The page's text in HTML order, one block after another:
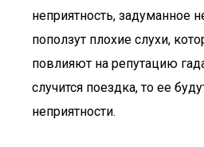
неприятность, задуманное
поползут плохие слухи,
повлияют на репутацию
случится поездка, то ее
неприятности.